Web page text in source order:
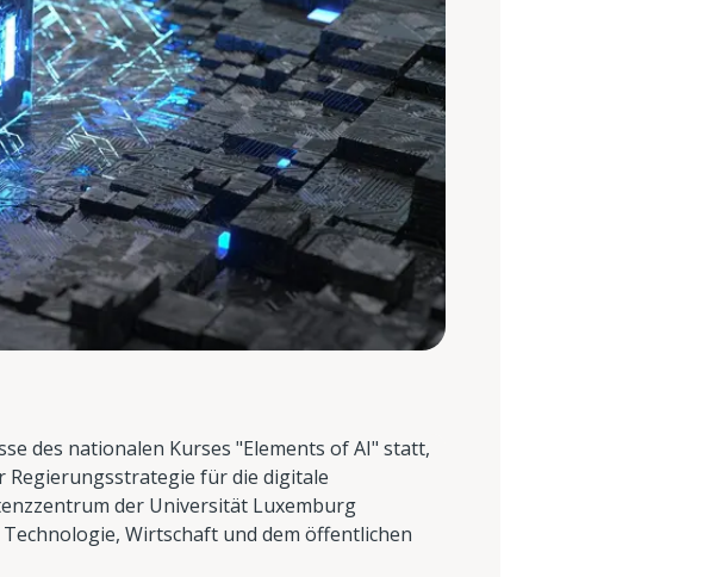
des nationalen Kurses "Elements of AI" statt,
Regierungsstrategie für die digitale
der Universität Luxemburg
Wirtschaft und dem öffentlichen